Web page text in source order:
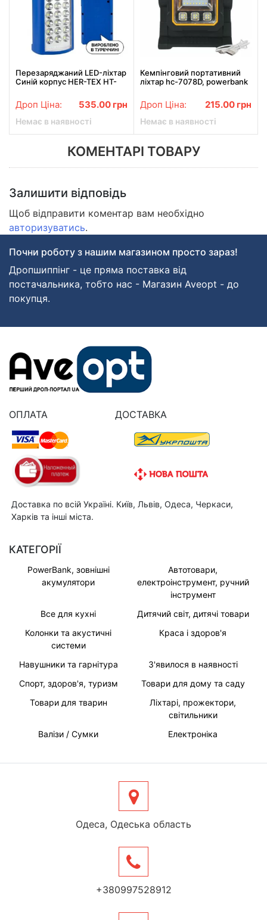
Перезаряджаний LED-ліхтар
Синій корпус HER-TEX HT-
годин
Дроп Ціна: 535.00 грн
Немає в наявності
Кемпінговий портативний
ліхтар hc-7078D, powerbank
Дроп Ціна: 215.00 грн
Немає в наявності
КОМЕНТАРІ ТОВАРУ
Залишити відповідь
Щоб відправити коментар вам необхідно
авторизуватись.
Почни роботу з нашим магазином просто зараз!
Дропшиппінг - це пряма поставка від
постачальника, тобто нас - Магазин Aveopt - до
покупця.
ОПЛАТА ДОСТАВКА
Доставка по всій Україні. Київ, Львів, Одеса, Черкаси,
Харків та інші міста.
КАТЕГОРІЇ
PowerBank, зовнішні
акумулятори
Автотовари,
електроінструмент, ручний
інструмент
Все для кухні
Дитячий світ, дитячі товари
Колонки та акустичні
системи
Краса і здоров'я
Навушники та гарнітура
З'явилося в наявності
Спорт, здоров'я, туризм
Товари для дому та саду
Товари для тварин
Ліхтарі, прожектори,
світильники
Валізи / Сумки
Електроніка
Одеса, Одеська область
+380997528912